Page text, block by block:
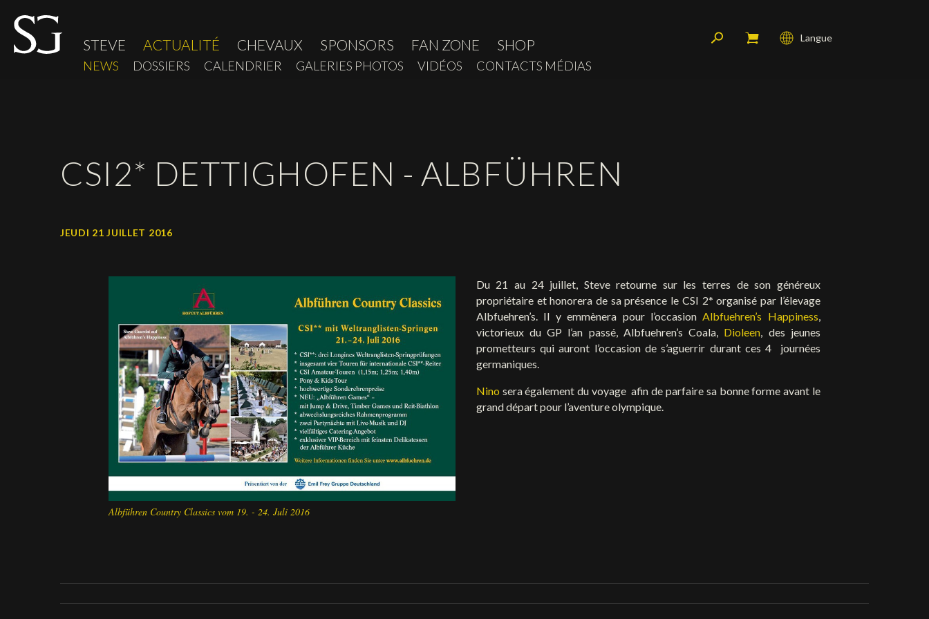
STEVE ACTUALITÉ CHEVAUX SPONSORS FAN ZONE SHOP
NEWS DOSSIERS CALENDRIER GALERIES PHOTOS VIDÉOS CONTACTS MÉDIAS
Langue
CSI2* DETTIGHOFEN - ALBFÜHREN
JEUDI 21 JUILLET 2016
Albführen Country Classics vom 19. - 24. Juli 2016
Du 21 au 24 juillet, Steve retourne sur les terres de son généreux
propriétaire et honorera de sa présence le CSI 2* organisé par l’élevage
Albfuehren’s. Il y emmènera pour l’occasionAlbfuehren’s Happiness,
victorieux du GP l’an passé, Albfuehren’s Coala, Dioleen, des jeunes
prometteurs qui auront l’occasion de s’aguerrir durant ces 4 journées
germaniques.
Nino sera également du voyage afin de parfaire sa bonne forme avant le
grand départ pour l’aventure olympique.